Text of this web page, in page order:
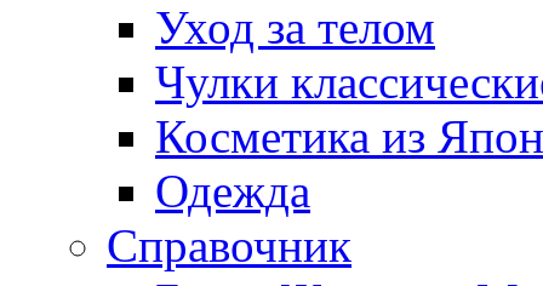
Уход за телом
Чулки
Косметика из
Одежда
Справочник